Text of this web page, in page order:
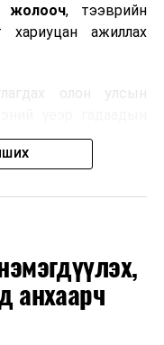
жолооч, тээврийн
хариуцан ажиллах
олон улсын
шуурхай, соёлтой,
үзүүлэх
төлөөлөгчдийн
жолооч нарын үүрэг
соёл, ёс зүй,
нэгдсэн мэдээлэл
анхаарч